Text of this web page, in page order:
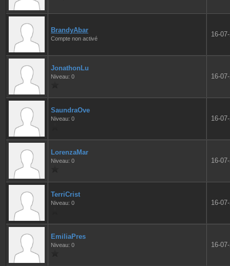
BrandyAbar
Compte non activé
16-
JonathonLu
Niveau: 0 16-
SaundraOve
Niveau: 0 16-
LorenzaMar
Niveau: 0 16-
TerriCrist
Niveau: 0 16-
EmiliaPres
Niveau: 0 16-